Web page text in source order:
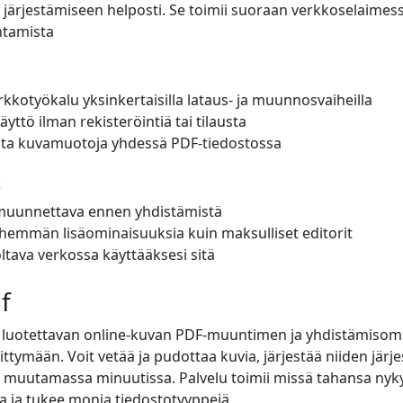
helposti. Se toimii suoraan
yksinkertaisilla lataus- ja muunnosvaiheilla
ilman rekisteröintiä tai tilausta
kuvamuotoja yhdessä PDF-tiedostossa
ennen yhdistämistä
lisäominaisuuksia kuin maksulliset editorit
verkossa käyttääksesi sitä
online-kuvan PDF-muuntimen ja
Voit vetää ja pudottaa kuvia, järjestää niiden
minuutissa. Palvelu toimii missä tahansa
ja tukee monia tiedostotyyppejä.